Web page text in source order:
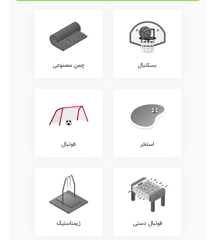
بسکتبال چمن مصنوعی
استخر فوتبال
فوتبال دستی ژیمناستیک